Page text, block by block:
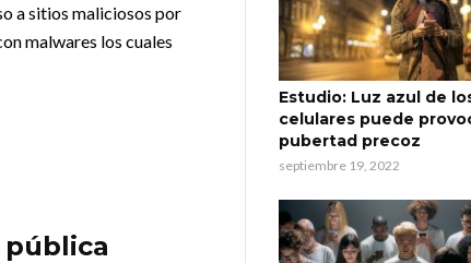
a sitios maliciosos por
malwares los cuales
Estudio: Luz azul de
celulares puede
pubertad precoz
septiembre 19, 2022